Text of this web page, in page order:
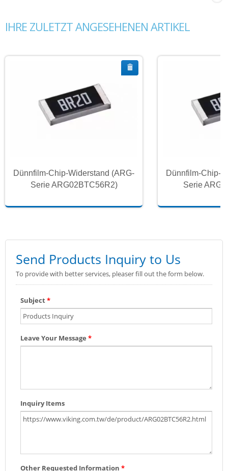
IHRE ZULETZT ANGESEHENEN ARTIKEL
Dünnfilm-Chip-Widerstand (ARG-
Serie ARG02BTC56R2)
Dünnfilm-Chip-
Serie